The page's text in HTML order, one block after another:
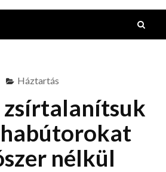
Háztartás
zsírtalanítsuk
nélkül